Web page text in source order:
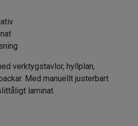
verktygstavlor, hyllplan,
Med manuellt justerbart
laminat.